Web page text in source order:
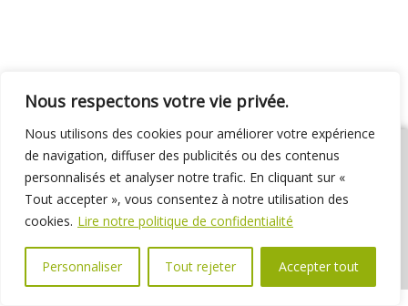
Nous respectons votre vie privée.
Nous utilisons des cookies pour améliorer votre expérience
de navigation, diffuser des publicités ou des contenus
personnalisés et analyser notre trafic. En cliquant sur «
Tout accepter », vous consentez à notre utilisation des
cookies. Lire notre politique de confidentialité
Personnaliser Tout rejeter Accepter tout
01 69 31 72 10 01 69 31 37 31
Nous contacter
Espace élus
Marchés publics Délibérations